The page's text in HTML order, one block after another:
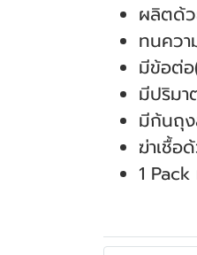
ผลิตด้
ทนควา
มีข้อต่
มีปริมา
มีก้นถุง
ฆ่าเชื้อ
1